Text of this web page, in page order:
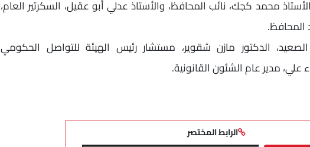
محمد كجك، نائب المحافظ، والأستاذ عدلي أبو عقيل، السكرتير العام،
المحافظ.
الدكتور مازن شقوير، مستشار رئيس الهيئة للتواصل الحكومي
مدير عام الشئون القانونية.
الرابط المختصر